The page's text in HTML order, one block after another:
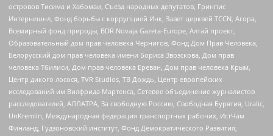
островов Тисима и Хабомаи, Съезд народных депутатов, Гринпис
Интернешнл, Фонд борьбы с коррупцией Инк, Завет церквей TCCN, Агора,
Всемирный фонд природы, BDR Novaja Gazeta-Europe, Алтай проект,
Образовательный дом прав человека Чернигов, Фонд Дом Прав Человека,
Белорусский дом прав человека имени Бориса Звозскова, Дом прав
человека Тбилиси, Дом прав человека Ереван, Дом прав человека Крым,
Центр дикого лосося, TVR Studios, ТВ Дождь, Центр европейских
исследований им Вилфрида Мартенса, Сетевое объединение журналистов
расследователей, АЛЛАТРА, За свободную Россию, Свободная Бурятия, Uralic,
UnKremlin, Международная федерация транспортных рабочих, ИстЧам
Финланд, Гудзоновский институт, Фонд Демократического Развития,